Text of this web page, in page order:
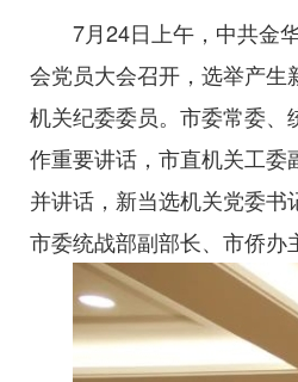
7月24日上午，中共金
会党员大会召开，选举产生
机关纪委委员。市委常委、
作重要讲话，市直机关工委
并讲话，新当选机关党委书
市委统战部副部长、市侨办